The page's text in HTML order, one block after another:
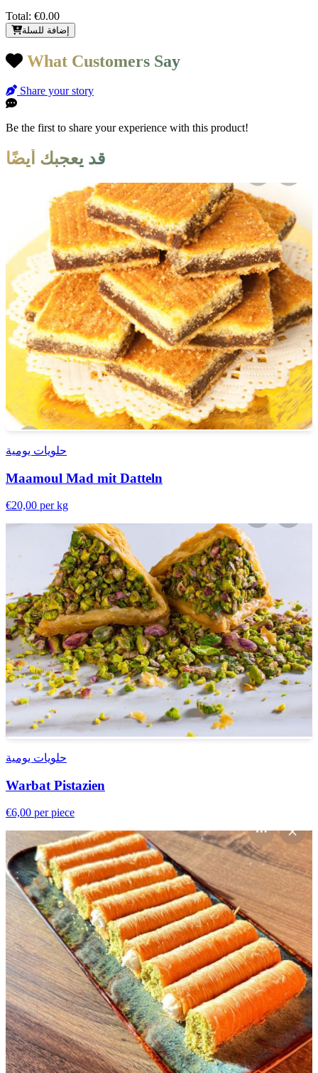
Total: €0.00
إضافة للسلة
What Customers Say
Share your story
Be the first to share your experience with this product!
قد يعجبك أيضًا
حلويات يومية
Maamoul Mad mit Datteln
€20,00 per kg
حلويات يومية
Warbat Pistazien
€6,00 per piece